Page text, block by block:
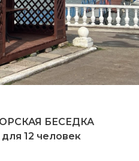
БЕСЕДКА
для 12 человек